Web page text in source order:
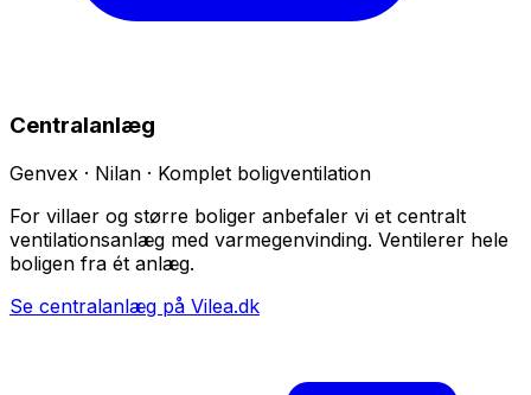
Centralanlæg
Genvex · Nilan · Komplet boligventilation
For villaer og større boliger anbefaler vi et centralt
ventilationsanlæg med varmegenvinding. Ventilerer hele
boligen fra ét anlæg.
Se centralanlæg på Vilea.dk